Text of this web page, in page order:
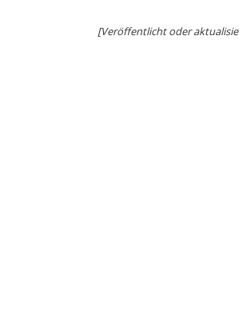
[Veröffentlicht oder